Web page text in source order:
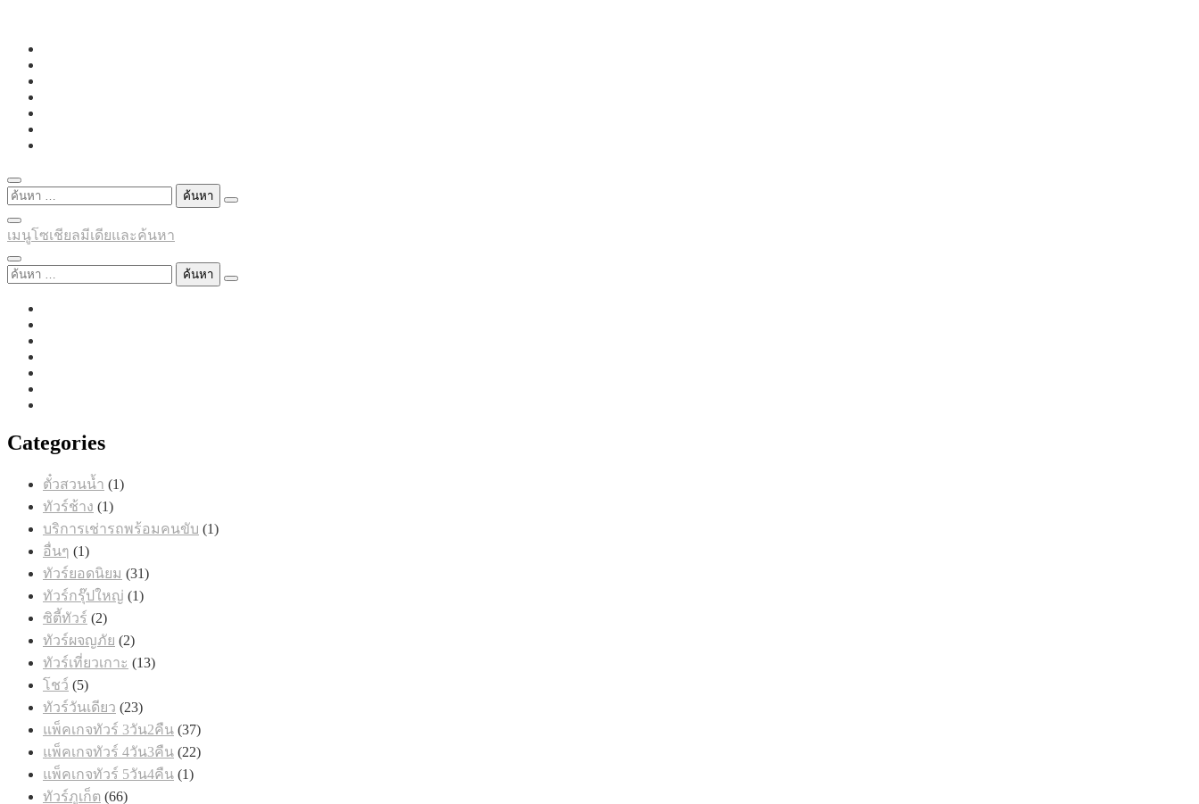
Skip
content
ค้นหา
สำหรับ:
เมนูโซเชียลมีเดียและค้นหา
ค้นหา
Categories
ตั๋วสวนน้ำ 11
ทัวร์ช้าง 11
สินค้า
บริการเช่ารถพร้อมคนขับ 11
อื่นๆ 11
สินค้า
ทัวร์ยอดนิยม 3131
ทัวร์กรุ๊ปใหญ่ 11
ซิตี้ทัวร์ 22
สินค้า
ทัวร์ผจญภัย 22
สินค้า
ทัวร์เที่ยวเกาะ 1313
โชว์ 55
สินค้า
ทัวร์วันเดียว 2323
สินค้า
แพ็คเกจทัวร์ 3วัน2คืน 3737
สินค้า
แพ็คเกจทัวร์ 4วัน3คืน 2222
แพ็คเกจทัวร์ 5วัน4คืน 11
ทัวร์ภูเก็ต 6666